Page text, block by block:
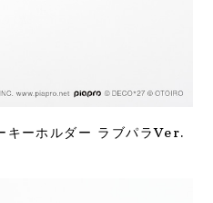
キーホルダー ラブパラVer.